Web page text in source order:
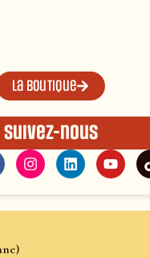
La boutique
Suivez-nous